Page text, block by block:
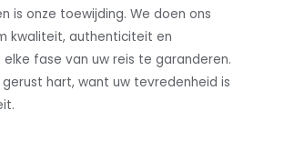
is onze toewijding. We doen ons
kwaliteit, authenticiteit en
fase van uw reis te garanderen.
hart, want uw tevredenheid is